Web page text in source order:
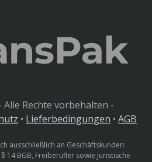
Rechte vorbehalten -
• Lieferbedingungen • AGB
ausschließlich an Geschäftskunden:
14 BGB, Freiberufler sowie juristische